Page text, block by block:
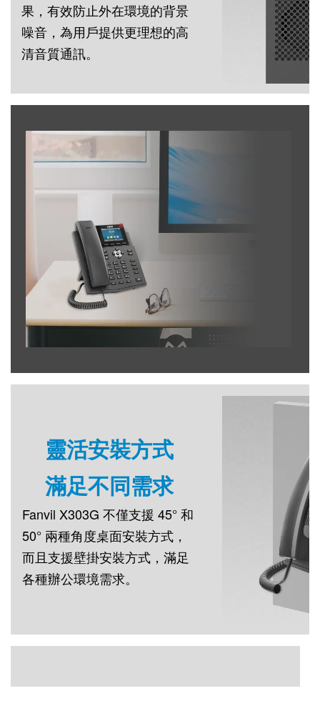
果，有效防止外在環境的背景
噪音，為用戶提供更理想的高
清音質通訊。
靈活安裝方式
滿足不同需求
Fanvil X303G 不僅支援 45° 和
50° 兩種角度桌面安裝方式，
而且支援壁掛安裝方式，滿足
各種辦公環境需求。